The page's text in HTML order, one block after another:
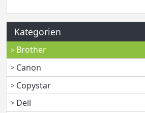
Kategorien
Brother
Canon
Copystar
Dell